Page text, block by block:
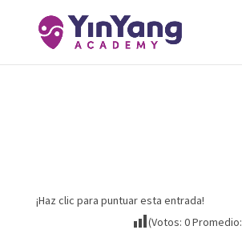
¡Haz clic para puntuar esta entrada!
(Votos: 0Promedio: